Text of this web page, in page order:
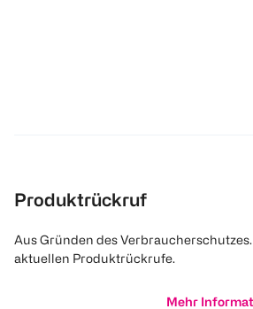
Produktrückruf
Aus Gründen des
aktuellen Produktrückrufe.
Mehr